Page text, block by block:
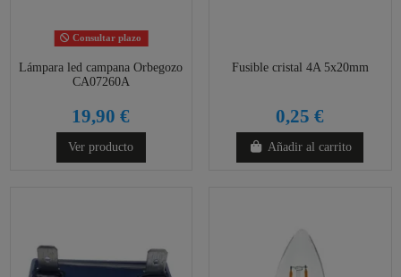
Consultar plazo
Lámpara led campana Orbegozo
CA07260A
19,90 €
Ver producto
Fusible cristal 4A 5x20mm
0,25 €
Añadir al carrito